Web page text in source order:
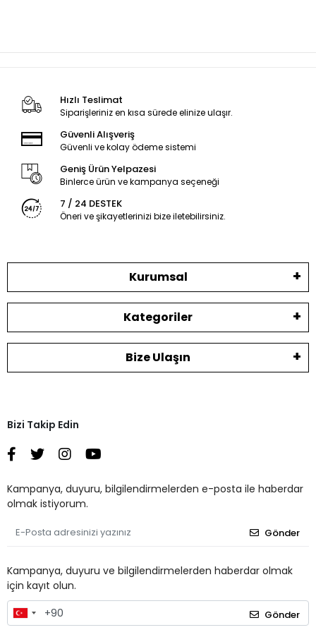
Hızlı Teslimat
Siparişleriniz en kısa sürede elinize ulaşır.
Güvenli Alışveriş
Güvenli ve kolay ödeme sistemi
Geniş Ürün Yelpazesi
Binlerce ürün ve kampanya seçeneği
7 / 24 DESTEK
Öneri ve şikayetlerinizi bize iletebilirsiniz.
Kurumsal
Kategoriler
Bize Ulaşın
Bizi Takip Edin
Kampanya, duyuru, bilgilendirmelerden e-posta ile haberdar
olmak istiyorum.
Gönder
Kampanya, duyuru ve bilgilendirmelerden haberdar olmak
için kayıt olun.
Gönder